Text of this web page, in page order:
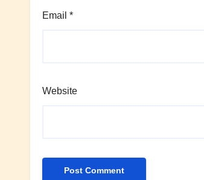
Email *
Website